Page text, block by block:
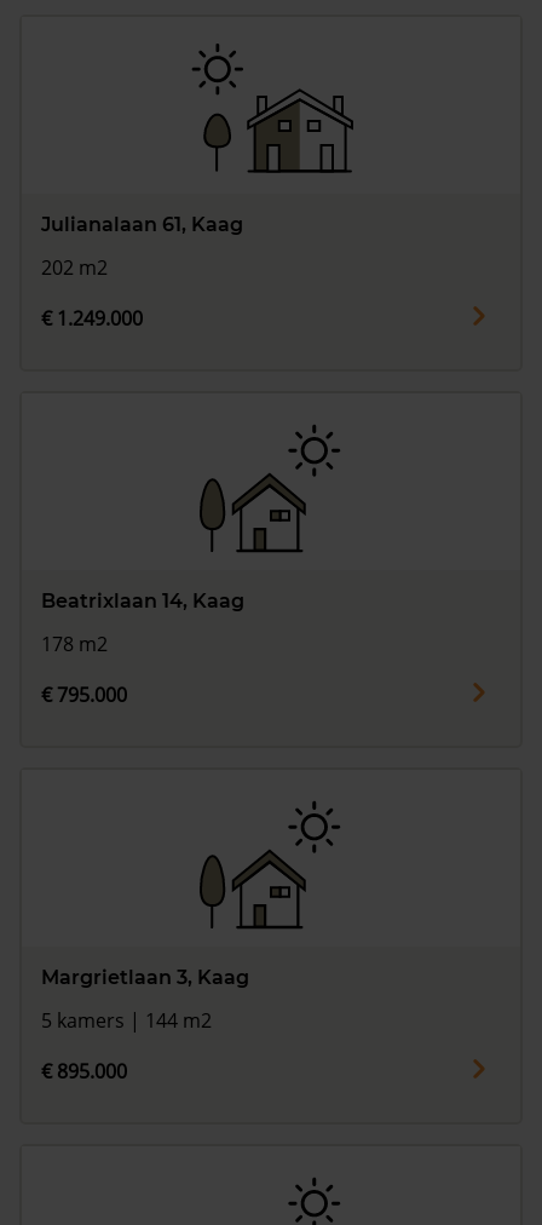
Julianalaan 61, Kaag
202 m2
€ 1.249.000
Beatrixlaan 14, Kaag
178 m2
€ 795.000
Margrietlaan 3, Kaag
5 kamers | 144 m2
€ 895.000